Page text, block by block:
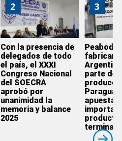
2
Con la presencia de
delegados de todo
el país, el XXXI
Congreso Nacional
del SOECRA
aprobó por
unanimidad la
memoria y balance
2025
3
Peabody
fabricar
parte de
apuesta
importar